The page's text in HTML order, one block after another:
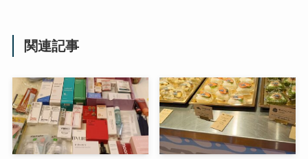
関連記事